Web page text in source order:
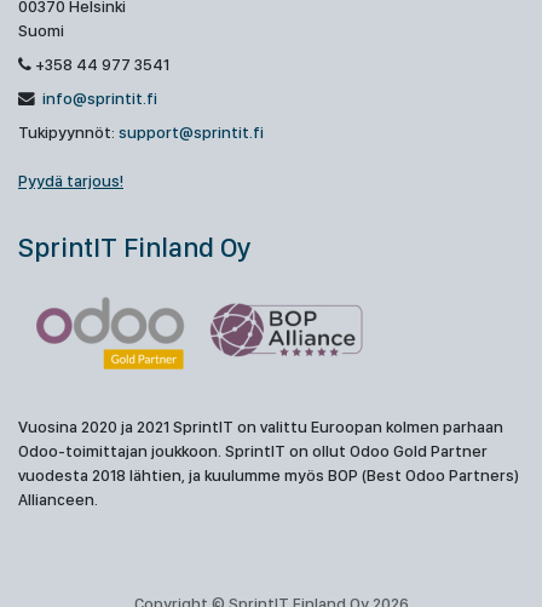
00370 Helsinki
Suomi
+358 44 977 3541
info@sprintit.fi
Tukipyynnöt: support@sprintit.fi
Pyydä tarjous!
SprintIT Finland Oy
Vuosina 2020 ja 2021 SprintIT on valittu Euroopan kolmen parhaan
Odoo-toimittajan joukkoon. SprintIT on ollut Odoo Gold Partner
vuodesta 2018 lähtien, ja kuulumme myös BOP (Best Odoo Partners)
Allianceen.
Copyright © SprintIT Finland Oy 2026